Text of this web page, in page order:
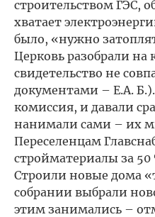
строительством ГЭС,
хватает
было, «нужно
Церковь разобрали на
свидетельство не
документами – Е.А.
комиссия, и давали
нанимали сами – их
Переселенцам
стройматериалы за
Строили новые дома
собрании выбрали
этим занимались –